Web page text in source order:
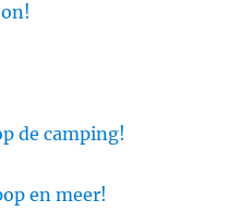
de camping!
en meer!